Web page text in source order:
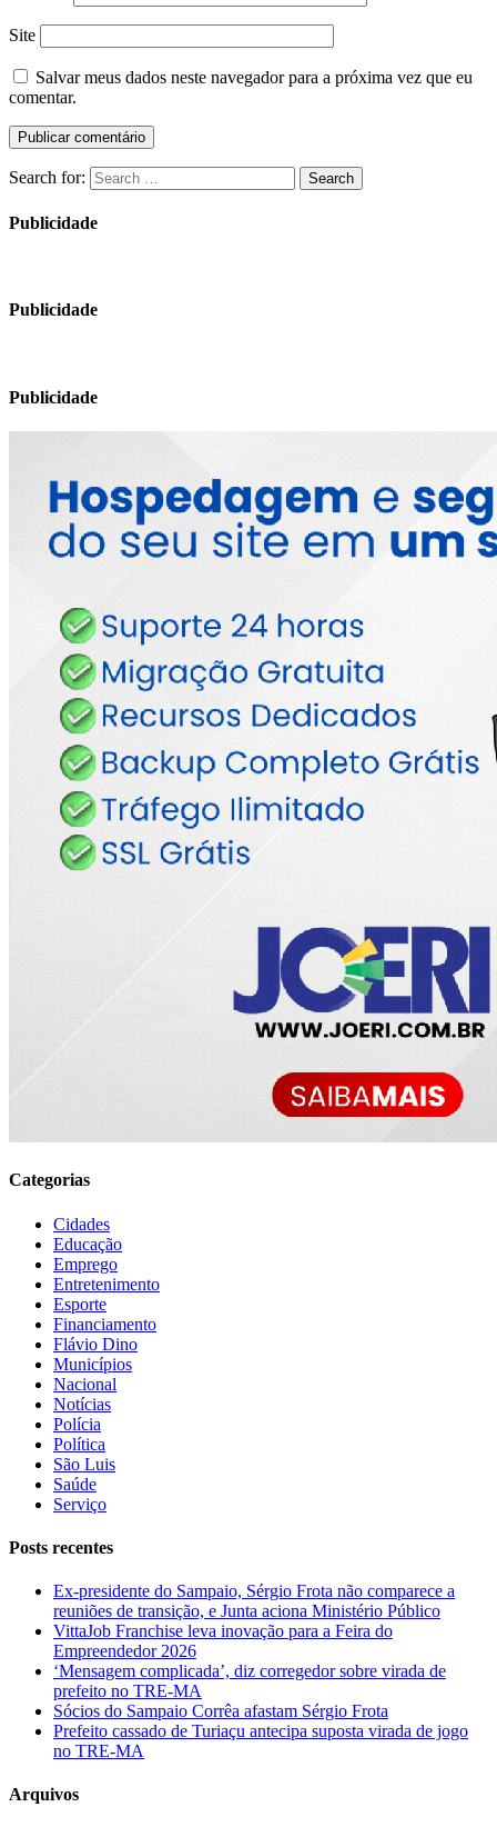
Site
Salvar meus dados neste navegador para a próxima vez que eu
comentar.
Search for: Search
Publicidade
Publicidade
Publicidade
Categorias
Cidades
Educação
Emprego
Entretenimento
Esporte
Financiamento
Flávio Dino
Municípios
Nacional
Notícias
Polícia
Política
São Luis
Saúde
Serviço
Posts recentes
Ex-presidente do Sampaio, Sérgio Frota não comparece a
reuniões de transição, e Junta aciona Ministério Público
VittaJob Franchise leva inovação para a Feira do
Empreendedor 2026
‘Mensagem complicada’, diz corregedor sobre virada de
prefeito no TRE-MA
Sócios do Sampaio Corrêa afastam Sérgio Frota
Prefeito cassado de Turiaçu antecipa suposta virada de jogo
no TRE-MA
Arquivos